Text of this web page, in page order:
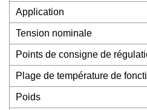
Application
Tension nominale
Points de consigne de
Plage de température de
Poids